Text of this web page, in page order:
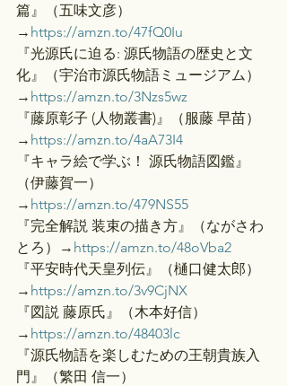
篇』（五味文彦）
→ https://amzn.to/47fQ0Iu
『光源氏に迫る: 源氏物語の歴史と文
化』（宇治市源氏物語ミュージアム）
→ https://amzn.to/3Nzs5wz
『藤原彰子 (人物叢書)』（服藤 早苗）
→ https://amzn.to/4aA73I4
『キャラ絵で学ぶ！ 源氏物語図鑑』
（伊藤賀一）
→ https://amzn.to/479NS55
『完全解説 装束の描き方』（ながさわ
とろ）→ https://amzn.to/48oVba2
『平安時代天皇列伝』（樋口健太郎）
→ https://amzn.to/3v9CjNX
『図説 藤原氏』（木本好信）
→ https://amzn.to/48403lc
『源氏物語を楽しむための王朝貴族入
門』（繁田 信一）